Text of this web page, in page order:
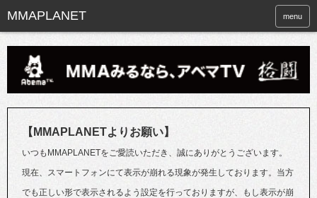
menu
【MMAPLANETよりお願い】
いつもMMAPLANETをご愛読いただき、誠にありがとうございます。
現在、スマートフォンにて表示が崩れる現象が発生しております。当方
でも正しい形で表示されるよう設定を行っておりますが、もし表示が崩